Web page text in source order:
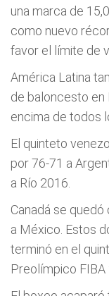
una marca de
como nuevo
favor el límite de
América Latina
de baloncesto en
encima de todos
El quinteto
por 76-71 a
a Río 2016.
Canadá se
a México. Estos
terminó en el
Preolímpico FIBA